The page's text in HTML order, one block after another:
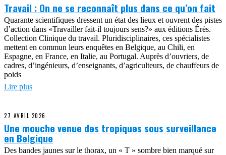
Travail : On ne se reconnaît plus dans ce qu’on fait
Quarante scientifiques dressent un état des lieux et ouvrent des pistes
d’action dans «Travailler fait-il toujours sens?» aux éditions Érès.
Collection Clinique du travail. Pluridisciplinaires, ces spécialistes
mettent en commun leurs enquêtes en Belgique, au Chili, en
Espagne, en France, en Italie, au Portugal. Auprès d’ouvriers, de
cadres, d’ingénieurs, d’enseignants, d’agriculteurs, de chauffeurs de
poids
Lire plus
27 AVRIL 2026
Une mouche venue des tropiques sous surveillance
en Belgique
Des bandes jaunes sur le thorax, un « T » sombre bien marqué sur